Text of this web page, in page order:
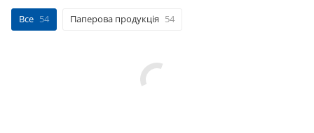
Все 54 Паперова продукція 54